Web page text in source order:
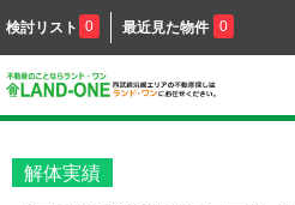
検討リスト 0 最近見た物件 0
解体実績